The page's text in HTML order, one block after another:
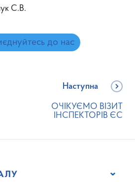
С.В.
до нас
Наступна
ОЧІКУЄМО ВІЗИТ
ІНСПЕКТОРІВ ЄС